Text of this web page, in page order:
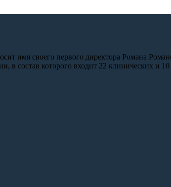
имя своего первого директора Романа
в состав которого входит 22 клинических и